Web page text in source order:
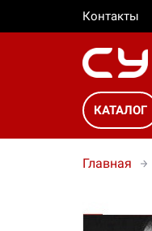
Контакты
КАТАЛОГ
Главная